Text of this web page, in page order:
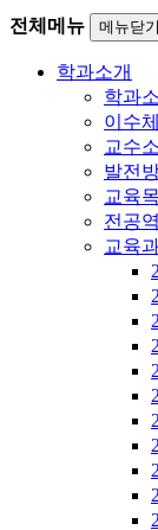
전체메뉴 메뉴닫기
학과소개
학과
이수
교수
발전
교육
전공
교육